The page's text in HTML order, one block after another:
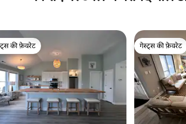
की फ़ेवरेट
की फ़ेवरेट
गेस्ट्स की फ़ेवरेट
गेस्ट्स की फ़ेवरेट